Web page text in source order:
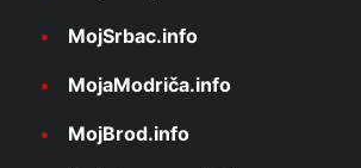
MojSrbac.info
MojaModriča.info
MojBrod.info